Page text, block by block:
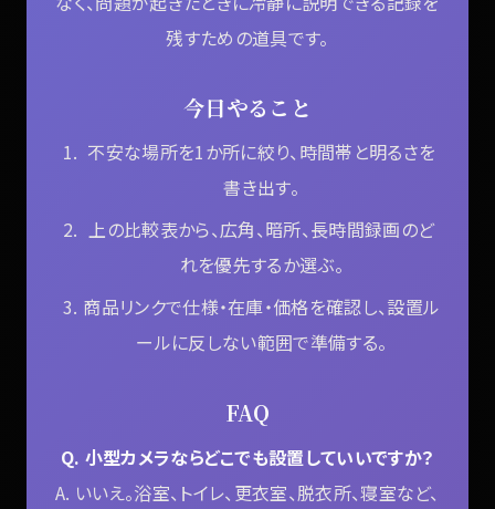
残すための道具です。
今日やること
不安な場所を1か所に絞り、時間帯と明るさを
書き出す。
上の比較表から、広角、暗所、長時間録画のど
れを優先するか選ぶ。
商品リンクで仕様・在庫・価格を確認し、設置ル
ールに反しない範囲で準備する。
FAQ
Q. 小型カメラならどこでも設置していいですか？
A. いいえ。浴室、トイレ、更衣室、脱衣所、寝室など、